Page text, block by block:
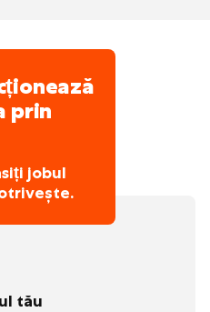
lângă concediul
prin
jobul
tău